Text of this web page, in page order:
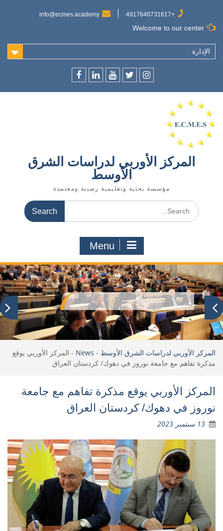
content
+4917640731617
info@ecmes.academy
Welcome to our center
الإدارة
المركز الأوربي لدراسات الشرق
الأوسط
مؤسسة بحثية وتعليمية رصينة ومعتمدة
Search
for:
Menu
المركز الأوربي لدراسات الشرق الأوسط -
News
- المركز الأوربي يوقع
مذكرة تفاهم مع جامعة نوروز في دهوك/ كردستان العراق
المركز الأوربي يوقع مذكرة تفاهم مع جامعة
نوروز في دهوك/ كردستان العراق
13 سبتمبر 2023